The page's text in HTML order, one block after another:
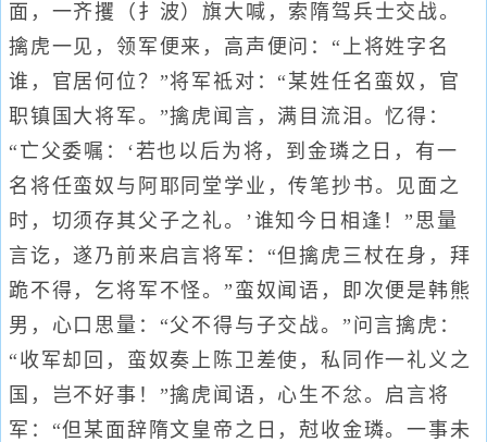
面，一齐攫（扌波）旗大喊，索隋驾兵士交战。
擒虎一见，领军便来，高声便问：“上将姓字名
谁，官居何位？”将军祗对：“某姓任名蛮奴，官
职镇国大将军。”擒虎闻言，满目流泪。忆得：
“亡父委嘱：‘若也以后为将，到金璘之日，有一
名将任蛮奴与阿耶同堂学业，传笔抄书。见面之
时，切须存其父子之礼。’谁知今日相逢！”思量
言讫，遂乃前来启言将军：“但擒虎三杖在身，拜
跪不得，乞将军不怪。”蛮奴闻语，即次便是韩熊
男，心口思量：“父不得与子交战。”问言擒虎：
“收军却回，蛮奴奏上陈卫差使，私同作一礼义之
国，岂不好事！”擒虎闻语，心生不忿。启言将
军：“但某面辞隋文皇帝之日，尅收金璘。一事未